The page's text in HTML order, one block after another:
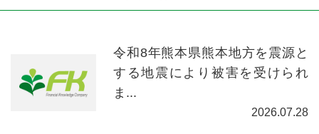
令和8年熊本県熊本地方を震源と
する地震により被害を受けられ
ま...
2026.07.28